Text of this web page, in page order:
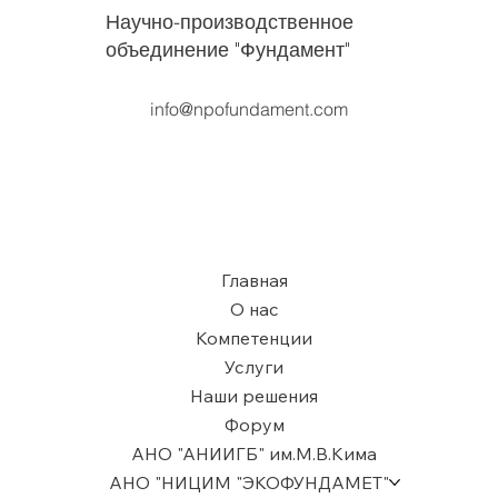
Научно-производственное
объединение "Фундамент"
info@npofundament.com
Главная
О нас
Компетенции
Услуги
Наши решения
Форум
АНО "АНИИГБ" им.М.В.Кима
АНО "НИЦИМ "ЭКОФУНДАМЕТ"